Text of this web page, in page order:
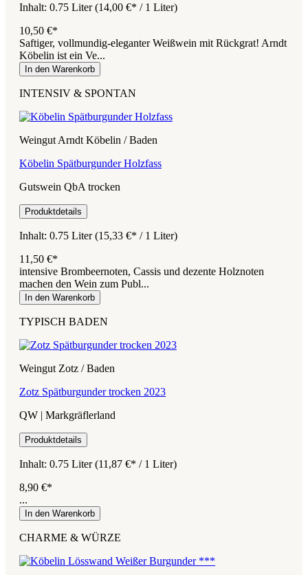
Inhalt: 0.75 Liter(14,00 €* / 1 Liter)
10,50 €*
Saftiger, vollmundig-eleganter Weißwein mit Rückgrat! Arndt
Köbelin ist ein Ve...
In den Warenkorb
INTENSIV & SPONTAN
Weingut Arndt Köbelin / Baden
Köbelin Spätburgunder Holzfass
Gutswein QbA trocken
Produktdetails
Inhalt: 0.75 Liter(15,33 €* / 1 Liter)
11,50 €*
intensive Brombeernoten, Cassis und dezente Holznoten
machen den Wein zum Publ...
In den Warenkorb
TYPISCH BADEN
Weingut Zotz / Baden
Zotz Spätburgunder trocken 2023
QW | Markgräflerland
Produktdetails
Inhalt: 0.75 Liter(11,87 €* / 1 Liter)
8,90 €*
...
In den Warenkorb
CHARME & WÜRZE